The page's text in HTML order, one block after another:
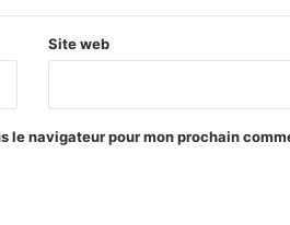
Site web
le navigateur pour mon prochain